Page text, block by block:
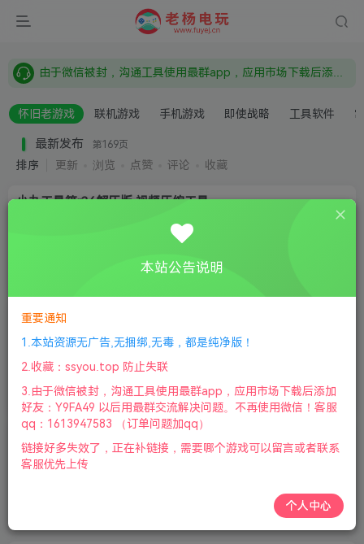
需要什么游戏请联系客服，若链接失效请联系客服，百度网盘边上的激活码也是解压密码
由于微信被封，沟通工具使用最群app，应用市场下载后添加好友：Y9FA49 以后用最群交流解决问题。不再使用微信！
怀旧老游戏
联机游戏 手机游戏 即使战略 工具软件
最新发布 第169页
排序 更新 浏览 点赞 评论 收藏
小丸工具箱r36解压版 视频压缩工具
工具软件
Uninstall Tool 简体中文解锁专业版
Windows 工具软件 # 卸载软件工具
4年前 424
游戏完整性检测工具软件/解决解压出现损坏
4190
本站公告说明
重要通知
1.本站资源无广告,无捆绑,无毒，都是纯净版！
2.收藏：ssyou.top 防止失联
3.由于微信被封，沟通工具使用最群app，应用市场下载后添加
好友：Y9FA49 以后用最群交流解决问题。不再使用微信！客服
qq：1613947583 （订单问题加qq）
链接好多失效了，正在补链接，需要哪个游戏可以留言或者联系
客服优先上传
个人中心